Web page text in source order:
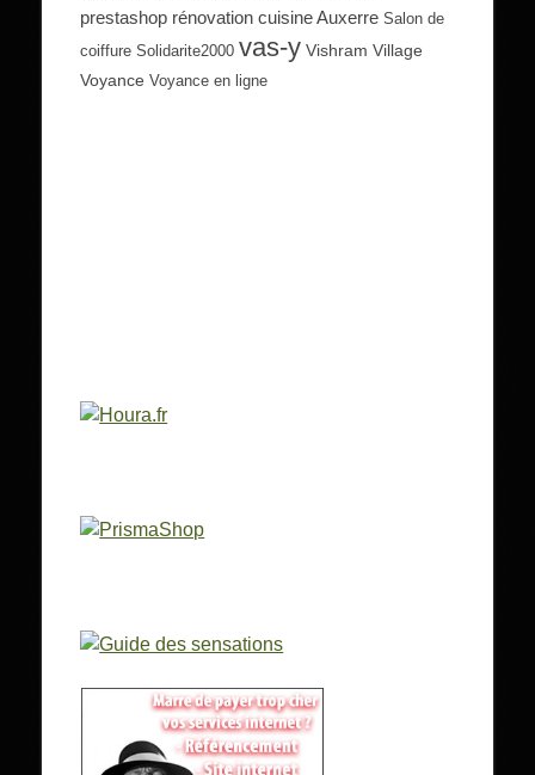
prestashop rénovation cuisine Auxerre Salon de
coiffure Solidarite2000 vas-y Vishram Village
Voyance Voyance en ligne